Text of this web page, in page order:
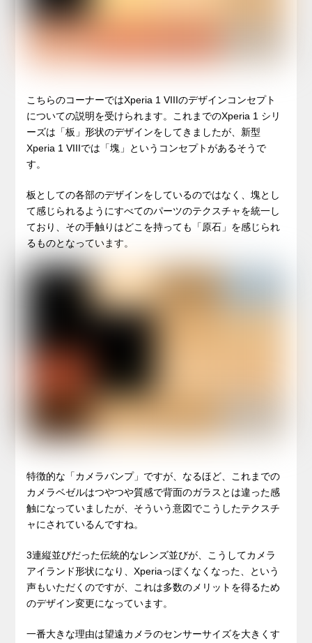
こちらのコーナーではXperia 1 VIIIのデザインコンセプト
についての説明を受けられます。これまでのXperia 1 シリ
ーズは「板」形状のデザインをしてきましたが、新型
Xperia 1 VIIIでは「塊」というコンセプトがあるそうで
す。
板としての各部のデザインをしているのではなく、塊とし
て感じられるようにすべてのパーツのテクスチャを統一し
ており、その手触りはどこを持っても「原石」を感じられ
るものとなっています。
特徴的な「カメラバンプ」ですが、なるほど、これまでの
カメラベゼルはつやつや質感で背面のガラスとは違った感
触になっていましたが、そういう意図でこうしたテクスチ
ャにされているんですね。
3連縦並びだった伝統的なレンズ並びが、こうしてカメラ
アイランド形状になり、Xperiaっぽくなくなった、という
声もいただくのですが、これは多数のメリットを得るため
のデザイン変更になっています。
一番大きな理由は望遠カメラのセンサーサイズを大きくす